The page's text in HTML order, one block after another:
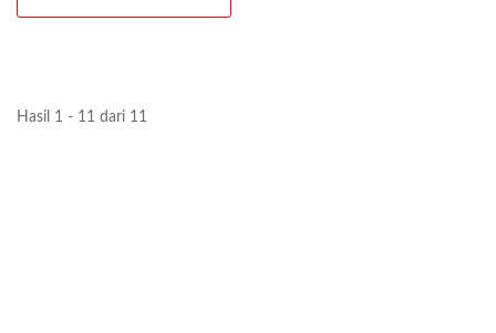
Hasil 1 - 11 dari 11